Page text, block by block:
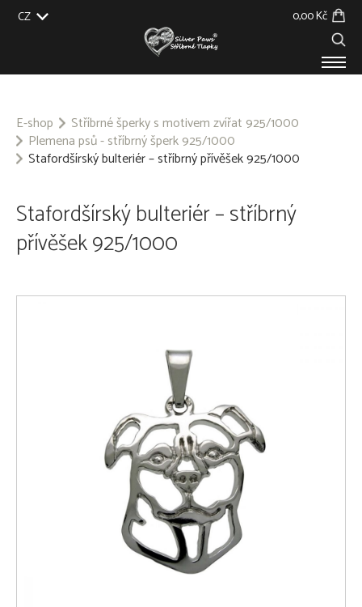
CZ
0,00 Kč
NA ZAKÁZKU
E-shop
Stříbrné šperky s motivem zvířat 925/1000
Plemena psů - stříbrný šperk 925/1000
Stafordšírský bulteriér – stříbrný přívěšek 925/1000
Stafordšírský bulteriér – stříbrný
přívěšek 925/1000